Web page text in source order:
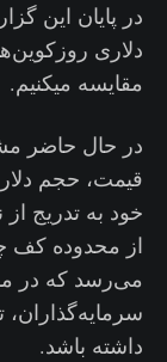
دلاری
مقایسه میکنیم.
در حال حاضر
قیمت، حجم
خود به تدریج
از محدوده کف
می‌رسد که در
سرمایه‌گذاران،
داشته باشد.